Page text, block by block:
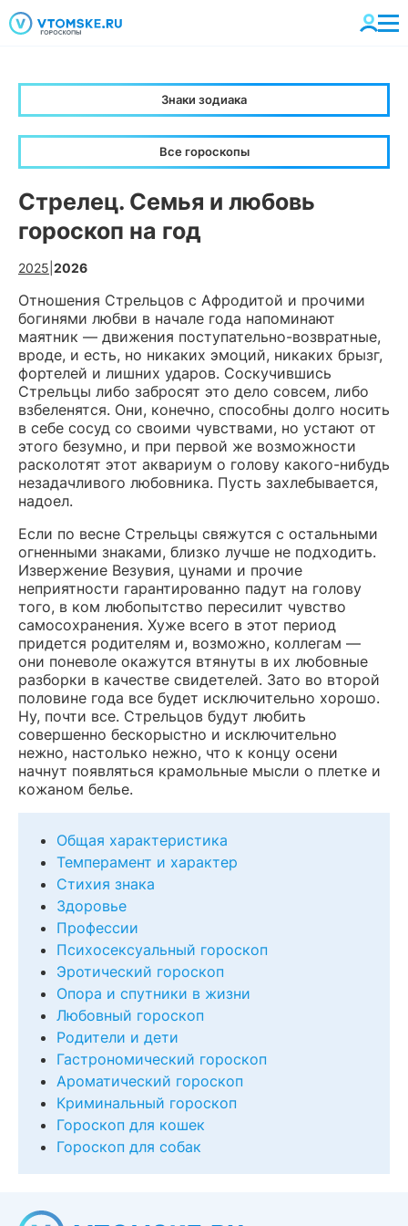
Знаки зодиака
Стрелец. Семья и любовь
гороскоп на год
2025 2026
Отношения Стрельцов с Афродитой и прочими
богинями любви в начале года напоминают
маятник — движения поступательно-возвратные,
вроде, и есть, но никаких эмоций, никаких брызг,
фортелей и лишних ударов. Соскучившись
Стрельцы либо забросят это дело совсем, либо
взбеленятся. Они, конечно, способны долго носить
в себе сосуд со своими чувствами, но устают от
этого безумно, и при первой же возможности
расколотят этот аквариум о голову какого-нибудь
незадачливого любовника. Пусть захлебывается,
надоел.
Если по весне Стрельцы свяжутся с остальными
огненными знаками, близко лучше не подходить.
Извержение Везувия, цунами и прочие
неприятности гарантированно падут на голову
того, в ком любопытство пересилит чувство
самосохранения. Хуже всего в этот период
придется родителям и, возможно, коллегам —
они поневоле окажутся втянуты в их любовные
разборки в качестве свидетелей. Зато во второй
половине года все будет исключительно хорошо.
Ну, почти все. Стрельцов будут любить
совершенно бескорыстно и исключительно
нежно, настолько нежно, что к концу осени
начнут появляться крамольные мысли о плетке и
кожаном белье.
Общая характеристика
Темперамент и характер
Стихия знака
Здоровье
Профессии
Психосексуальный гороскоп
Эротический гороскоп
Опора и спутники в жизни
Любовный гороскоп
Родители и дети
Гастрономический гороскоп
Ароматический гороскоп
Криминальный гороскоп
Гороскоп для кошек
Гороскоп для собак
Все гороскопы